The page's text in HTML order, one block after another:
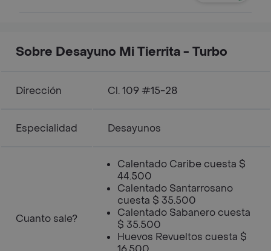
Sobre Desayuno Mi Tierrita - Turbo
Dirección Cl. 109 #15-28
Especialidad Desayunos
Cuanto sale?
Calentado Caribe cuesta $
44.500
Calentado Santarrosano
cuesta $ 35.500
Calentado Sabanero cuesta
$ 35.500
Huevos Revueltos cuesta $